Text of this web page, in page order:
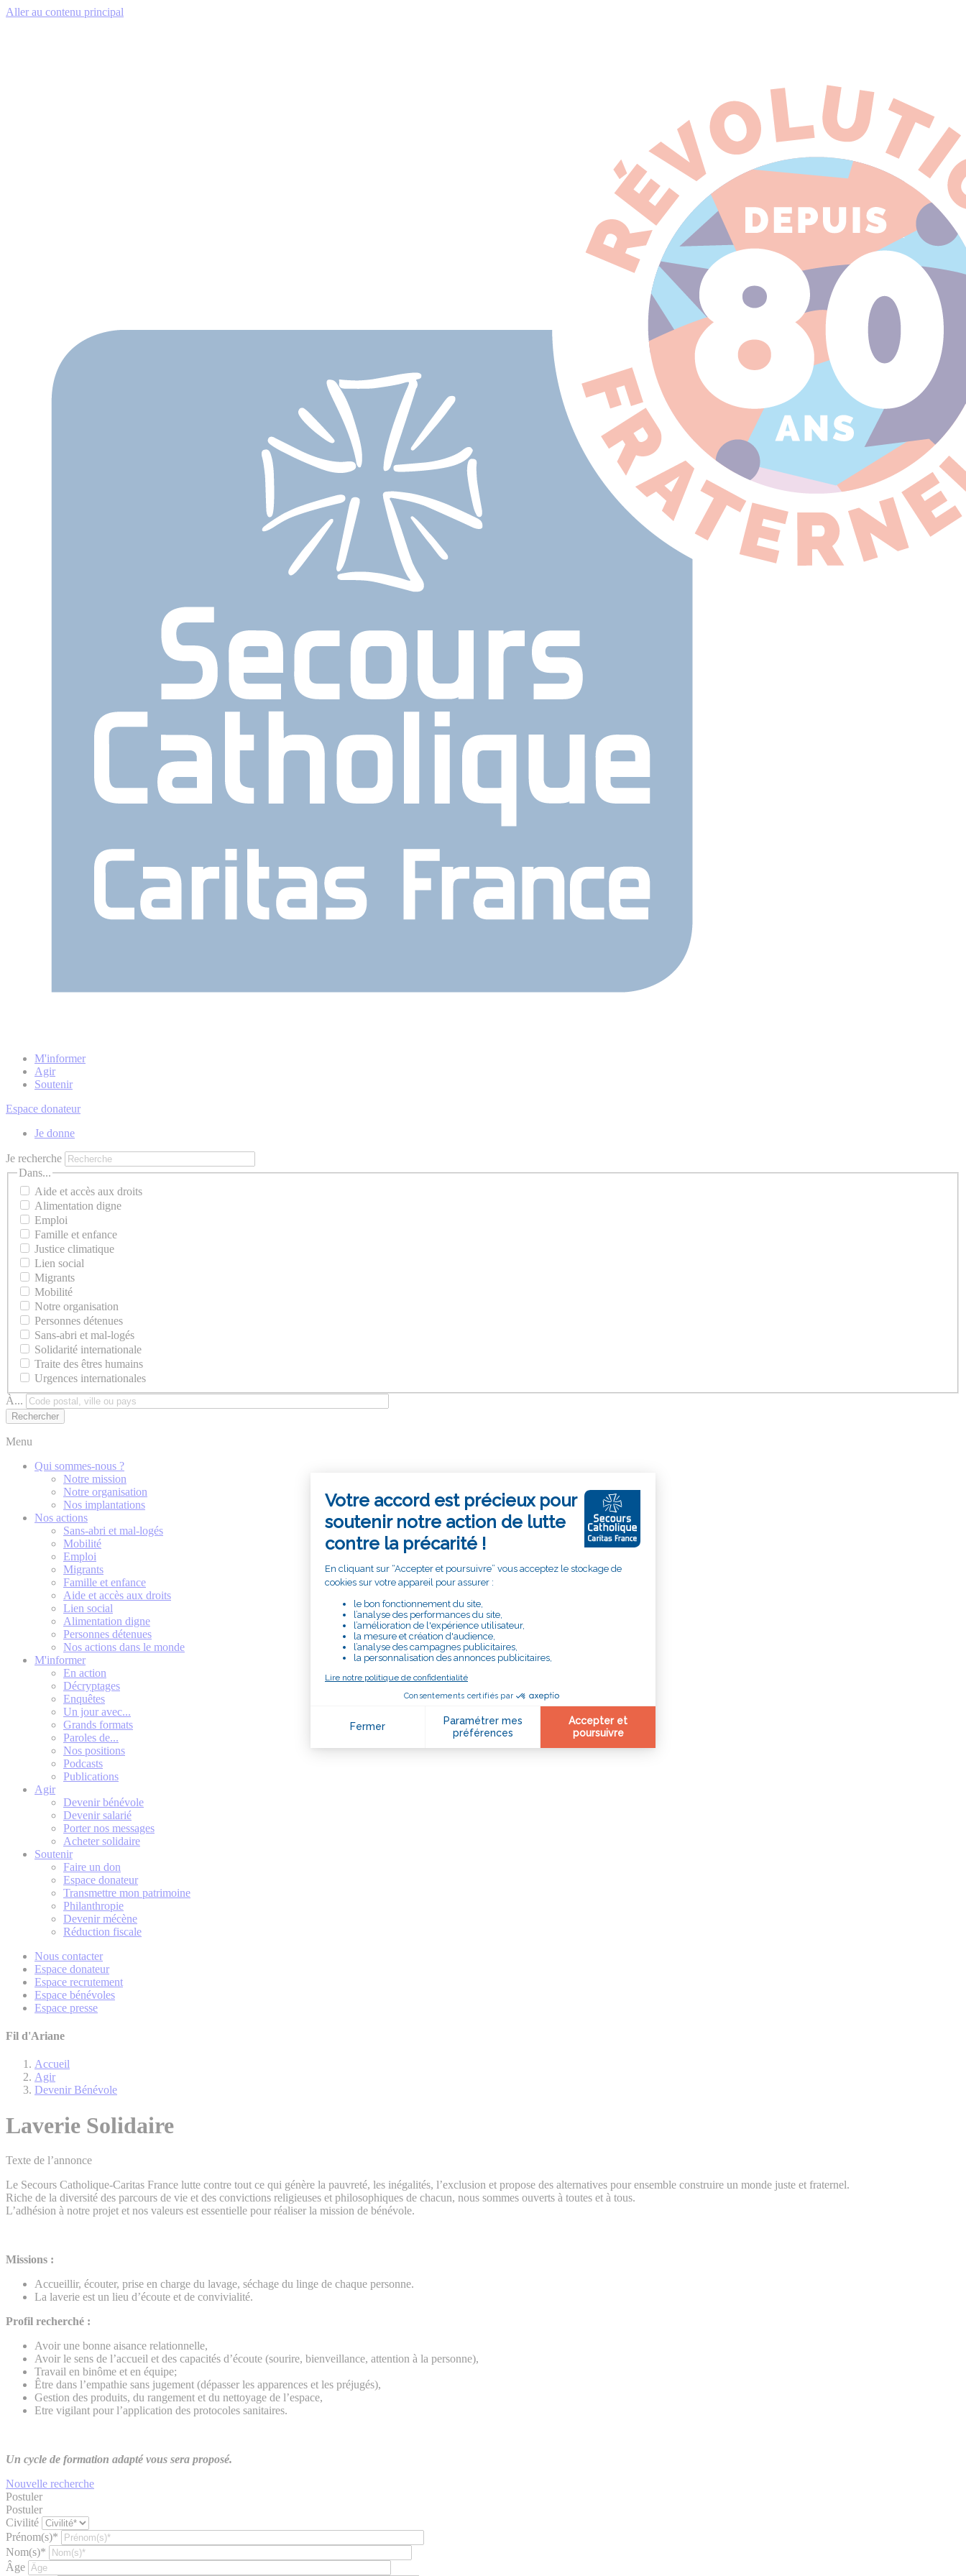
Aller au contenu principal
M'informer
Agir
Soutenir
Espace donateur
Je donne
Je recherche
Dans...
Aide et accès aux droits
Alimentation digne
Emploi
Famille et enfance
Justice climatique
Lien social
Migrants
Mobilité
Notre organisation
Personnes détenues
Sans-abri et mal-logés
Solidarité internationale
Traite des êtres humains
Urgences internationales
À...
Menu
Qui sommes-nous ?
Notre mission
Notre organisation
Nos implantations
Nos actions
Sans-abri et mal-logés
Mobilité
Emploi
Migrants
Famille et enfance
Aide et accès aux droits
Lien social
Alimentation digne
Personnes détenues
Nos actions dans le monde
M'informer
En action
Décryptages
Enquêtes
Un jour avec...
Grands formats
Paroles de...
Nos positions
Podcasts
Publications
Agir
Devenir bénévole
Devenir salarié
Porter nos messages
Acheter solidaire
Soutenir
Faire un don
Espace donateur
Transmettre mon patrimoine
Philanthropie
Devenir mécène
Réduction fiscale
Nous contacter
Espace donateur
Espace recrutement
Espace bénévoles
Espace presse
Fil d'Ariane
Accueil
Agir
Devenir Bénévole
Laverie Solidaire
Texte de l’annonce
Le Secours Catholique-Caritas France lutte contre tout ce qui génère la pauvreté, les inégalités, l’exclusion et propose des alternatives pour ensemble construire un monde juste et fraternel.
Riche de la diversité des parcours de vie et des convictions religieuses et philosophiques de chacun, nous sommes ouverts à toutes et à tous.
L’adhésion à notre projet et nos valeurs est essentielle pour réaliser la mission de bénévole.
Missions :
Accueillir, écouter, prise en charge du lavage, séchage du linge de chaque personne.
La laverie est un lieu d’écoute et de convivialité.
Profil recherché :
Avoir une bonne aisance relationnelle,
Avoir le sens de l’accueil et des capacités d’écoute (sourire, bienveillance, attention à la personne),
Travail en binôme et en équipe;
Être dans l’empathie sans jugement (dépasser les apparences et les préjugés),
Gestion des produits, du rangement et du nettoyage de l’espace,
Etre vigilant pour l’application des protocoles sanitaires.
Un cycle de formation adapté vous sera proposé.
Nouvelle recherche
Postuler
Postuler
Civilité
Prénom(s)*
Nom(s)*
Âge